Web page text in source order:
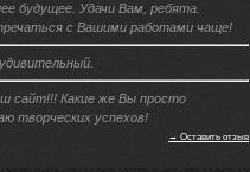
будущее. Удачи Вам, ребята.
с Вашими работами чаще!
сайт!!! Какие же Вы просто
творческих успехов!
→ Оставить отзыв